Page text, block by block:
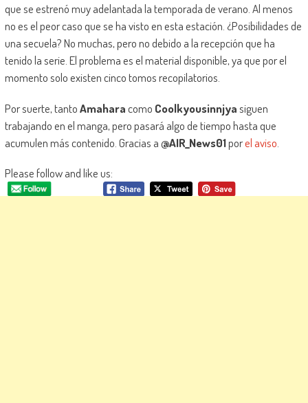
que se estrenó muy adelantada la temporada de verano. Al menos
no es el peor caso que se ha visto en esta estación. ¿Posibilidades de
una secuela? No muchas, pero no debido a la recepción que ha
tenido la serie. El problema es el material disponible, ya que por el
momento solo existen cinco tomos recopilatorios.
Por suerte, tantoAmaharacomo Coolkyousinnjyasiguen
trabajando en el manga, pero pasará algo de tiempo hasta que
acumulen más contenido. Gracias a@AIR_News01porel aviso
Please follow and like us: